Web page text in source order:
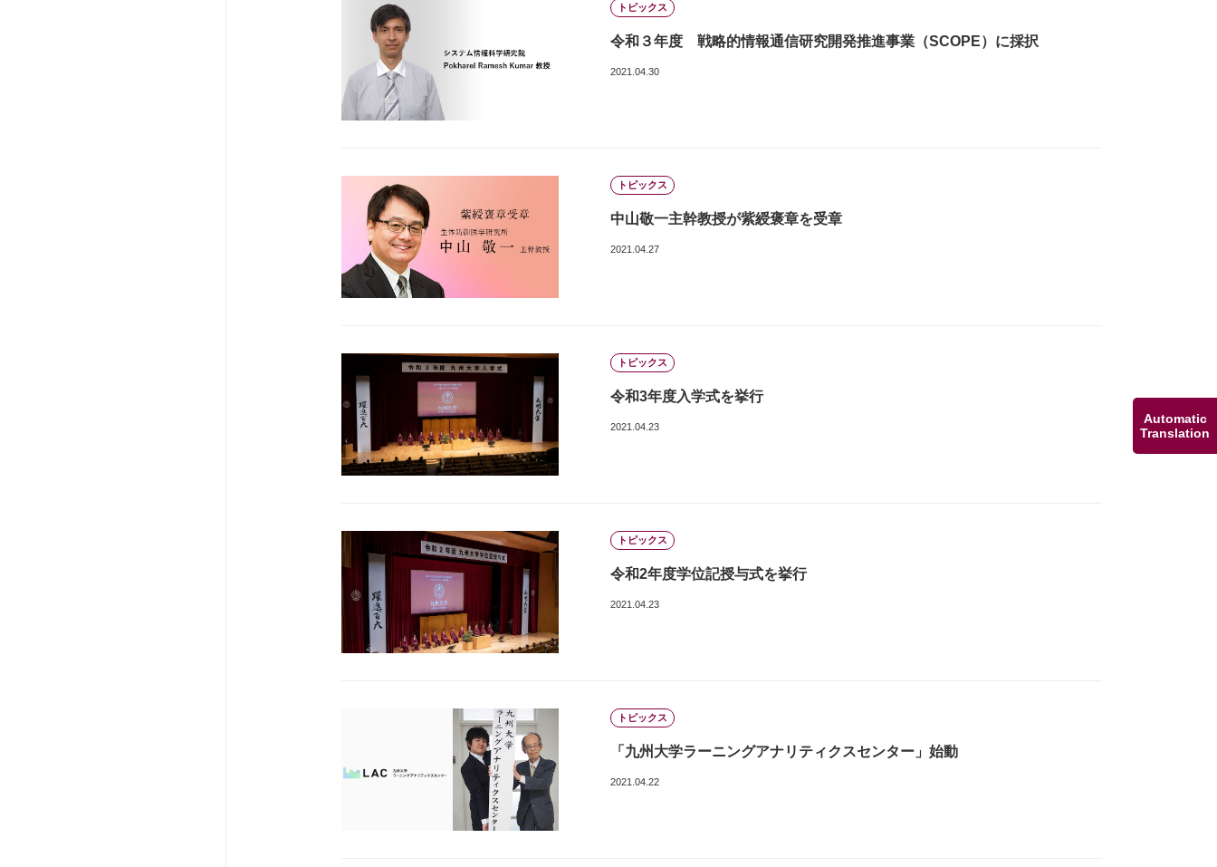
Automatic
Translation
トピックス
令和３年度 戦略的情報通信研究開発推進事業（SCOPE）に採択
2021.04.30
トピックス
中山敬一主幹教授が紫綬褒章を受章
2021.04.27
トピックス
令和3年度入学式を挙行
2021.04.23
トピックス
令和2年度学位記授与式を挙行
2021.04.23
トピックス
「九州大学ラーニングアナリティクスセンター」始動
2021.04.22